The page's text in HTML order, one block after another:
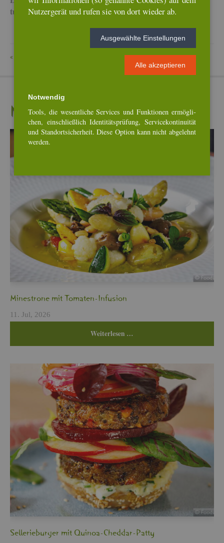
tua­li­siert.
Neu­es­te Re­zep­te
Min­es­tro­ne mit To­ma­ten-In­fu­si­on
11. Jul, 2026
Wei­ter­le­sen …
Sel­le­rie­bur­ger mit Qui­noa-Ched­dar-Patty
Nut­zer­ge­rät und rufen sie von dort wie­der ab.
Aus­ge­wähl­te Ein­stel­lun­gen
Alle ak­zep­tie­ren
Not­wen­dig
Tools, die we­sent­li­che Ser­vices und Funk­tio­nen er­mög­li­
chen, ein­schlie­ß­lich Iden­ti­täts­prü­fung, Ser­vice­kon­ti­nui­tät
und Stand­ort­si­cher­heit. Diese Op­ti­on kann nicht ab­ge­lehnt
wer­den.